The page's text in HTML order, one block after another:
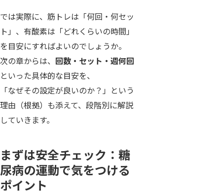
では実際に、筋トレは「何回・何セッ
ト」、有酸素は「どれくらいの時間」
を目安にすればよいのでしょうか。
次の章からは、 回数・セット・週何回
といった具体的な目安を、
「なぜその設定が良いのか？」という
理由（根拠）も添えて、段階別に解説
していきます。
まずは安全チェック：糖
尿病の運動で気をつける
ポイント